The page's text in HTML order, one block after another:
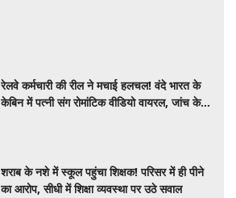
रेलवे कर्मचारी की रील ने मचाई हलचल! वंदे भारत के
केबिन में पत्नी संग रोमांटिक वीडियो वायरल, जांच के
शराब के नशे में स्कूल पहुंचा शिक्षक! परिसर में ही पीने
का आरोप, सीधी में शिक्षा व्यवस्था पर उठे सवाल